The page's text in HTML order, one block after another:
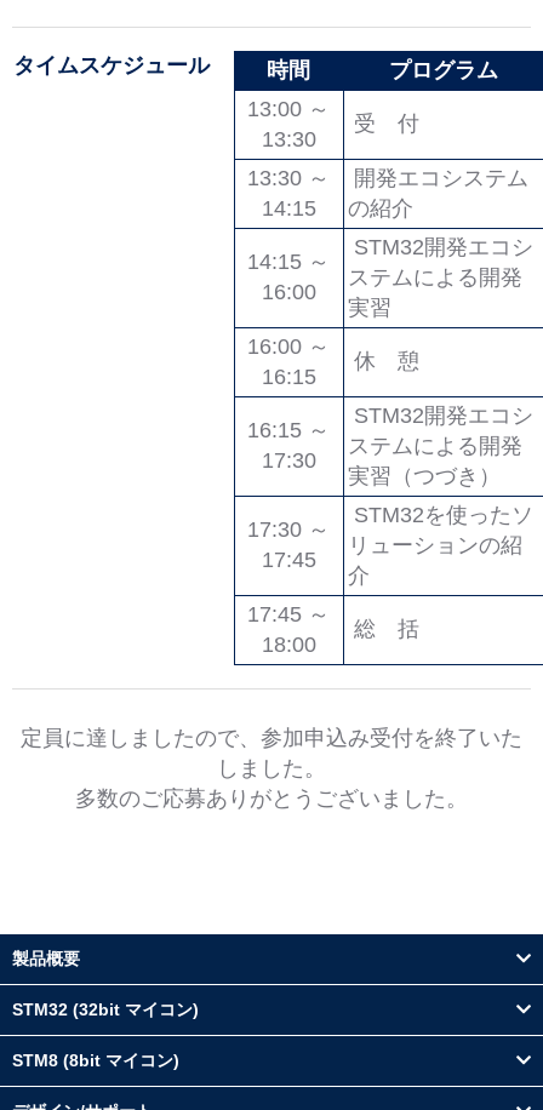
タイムスケジュール 時間
プログラム
13:00 ～
13:30
受 付
13:30 ～
14:15
開発エコシステム
の紹介
14:15 ～
16:00
STM32開発エコシ
ステムによる開発
実習
16:00 ～
16:15
休 憩
16:15 ～
17:30
STM32開発エコシ
ステムによる開発
実習（つづき）
17:30 ～
17:45
STM32を使ったソ
リューションの紹
介
17:45 ～
18:00
総 括
定員に達しましたので、参加申込み受付を終了いた
しました。
多数のご応募ありがとうございました。
製品概要
STM32 (32bit マイコン)
STM8 (8bit マイコン)